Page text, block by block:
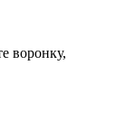
воронку,